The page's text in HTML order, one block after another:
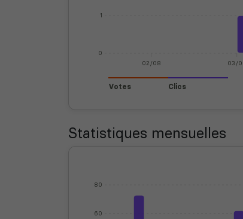
0
1
02/08 03/
Votes Clics
Statistiques mensuelles
60
80